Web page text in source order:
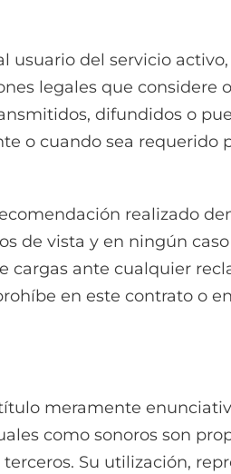
del servicio
legales que considere
difundidos o
o cuando sea
realizado
de vista y en ningún
ante cualquier
en este contrato o
meramente
como sonoros son
Su utilización,